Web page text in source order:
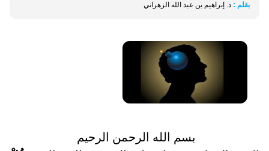
بقلم : د. إبراهيم بن عبد الله الزهراني
بسم الله الرحمن الرحيم